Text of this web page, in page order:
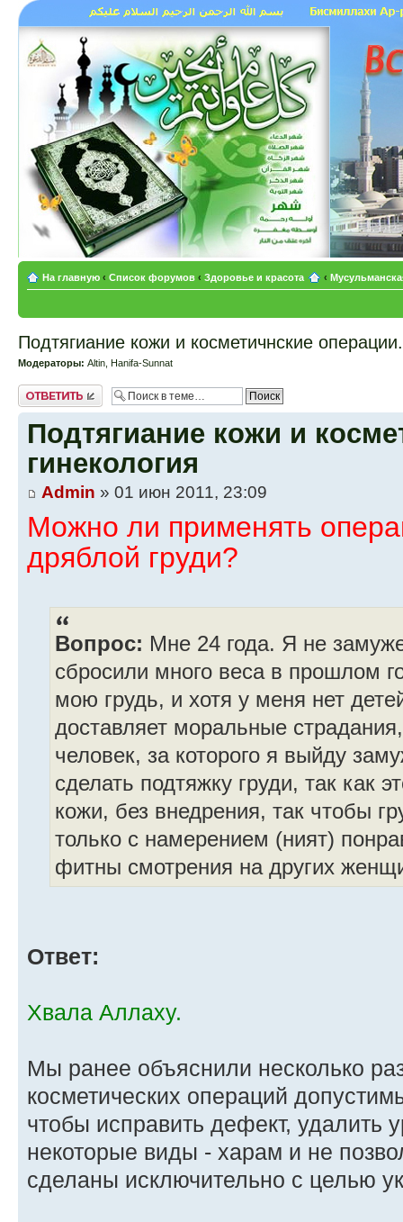
На главную ‹ Список форумов ‹ Здоровье и красота ‹
Подтягиание кожи и косметичнские
Модераторы: Altin Hanifa-Sunnat
Ответить
Подтягиание кожи и
гинекология
Admin » 01 июн 2011, 23:09
Можно ли применять
дряблой груди?
Вопрос: Мне 24 года. Я не
сбросили много веса в прошлом
мою грудь, и хотя у меня нет
доставляет моральные
человек, за которого я выйду
сделать подтяжку груди, так как
кожи, без внедрения, так чтобы
только с намерением (ният)
фитны смотрения на других
Ответ:
Хвала Аллаху.
Мы ранее объяснили несколько
косметических операций
чтобы исправить дефект, удалить
некоторые виды - харам и не
сделаны исключительно с целью